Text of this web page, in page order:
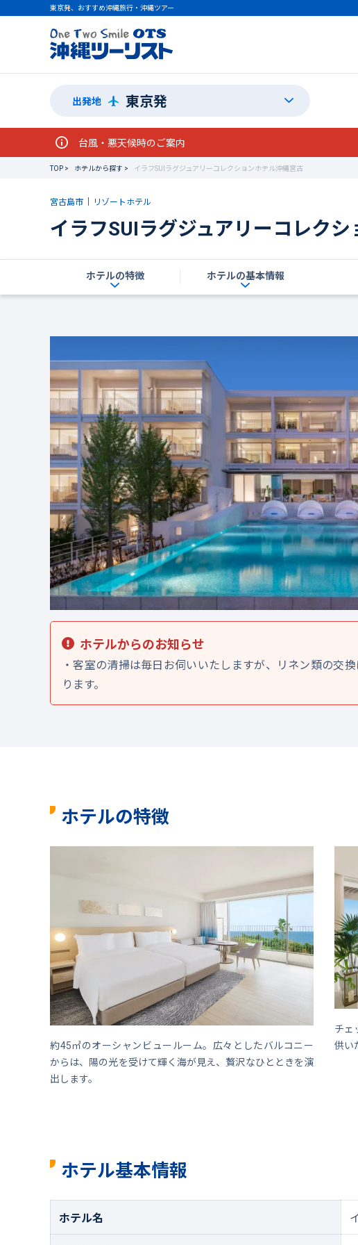
東京発、おすすめ沖縄旅行・沖縄ツアー
出発地 東京発
台風・悪天候時のご案内
TOP ホテルから探す イラフSUIラグジュアリーコレクションホテル沖縄宮古
宮古島市 リゾートホテル
イラフSUIラグジュアリーコレク
ホテルの特徴 ホテルの基本情報
ホテルからのお知らせ
・客室の清掃は毎日お伺いいたしますが、リネン類の交
ります。
ホテルの特徴
約45㎡のオーシャンビュールーム。広々としたバルコニー
からは、陽の光を受けて輝く海が見え、贅沢なひとときを演
出します。
チェ
供い
ホテル基本情報
ホテル名